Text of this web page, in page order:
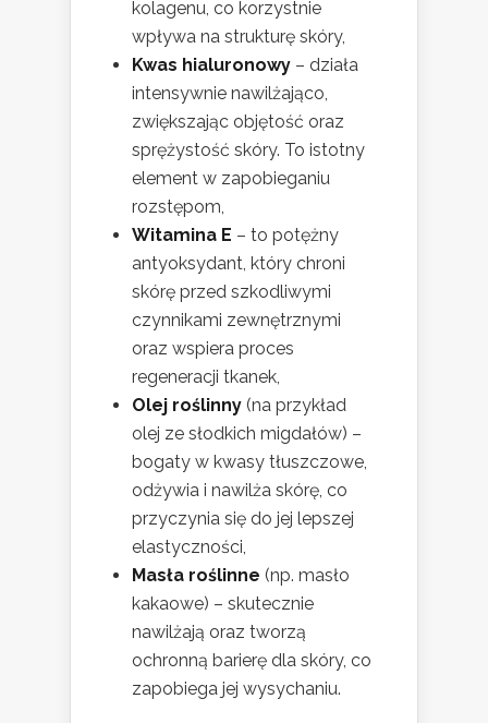
kolagenu, co korzystnie
wpływa na strukturę skóry,
Kwas hialuronowy – działa
intensywnie nawilżająco,
zwiększając objętość oraz
sprężystość skóry. To istotny
element w zapobieganiu
rozstępom,
Witamina E – to potężny
antyoksydant, który chroni
skórę przed szkodliwymi
czynnikami zewnętrznymi
oraz wspiera proces
regeneracji tkanek,
Olej roślinny (na przykład
olej ze słodkich migdałów) –
bogaty w kwasy tłuszczowe,
odżywia i nawilża skórę, co
przyczynia się do jej lepszej
elastyczności,
Masła roślinne (np. masło
kakaowe) – skutecznie
nawilżają oraz tworzą
ochronną barierę dla skóry, co
zapobiega jej wysychaniu.